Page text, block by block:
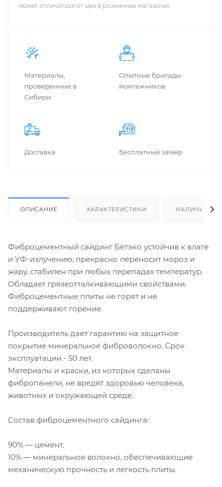
может отличаться от цен в розничных магазинах
Материалы,
проверенные в
Сибири.
Опытные бригады
монтажников
Доставка Бес­плат­ный замер
ОПИСАНИЕ ХАРАКТЕРИСТИКИ НАЛИЧИЕ
Фиброцементный сайдинг Бетэко устойчив к влаге
и УФ-излучению, прекрасно переносит мороз и
жару, стабилен при любых перепадах температур.
Обладает грязеотталкивающими свойствами.
Фиброцементные плиты не горят и не
поддерживают горение.
Производитель дает гарантию на защитное
покрытие минеральное фиброволокно. Срок
эксплуатации - 50 лет.
Материалы и краски, из которых сделаны
фибропанели, не вредят здоровью человека,
животных и окружающей среде.
Состав фиброцементного сайдинга:
90% — цемент,
10% — минеральное волокно, обеспечивающие
механическую прочность и легкость плиты.